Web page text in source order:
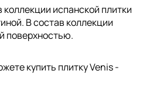
коллекции испанской плитки
В состав коллекции
поверхностью.
купить плитку Venis -